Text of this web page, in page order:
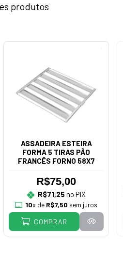
produtos
ASSADEIRA ESTEIRA
FORMA 5 TIRAS PÃO
FRANCÊS FORNO 58X7
R$75,00
R$71,25 no PIX
10x de R$7,50 sem juros
COMPRAR